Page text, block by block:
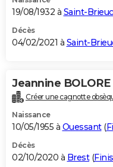
19/08/1932 à Saint-Brieuc
Décès
04/02/2021 à Saint-
Jeannine BOLORE
Créer une cagnotte
Naissance
10/05/1955 à Ouessant(
Décès
02/10/2020 à Brest(